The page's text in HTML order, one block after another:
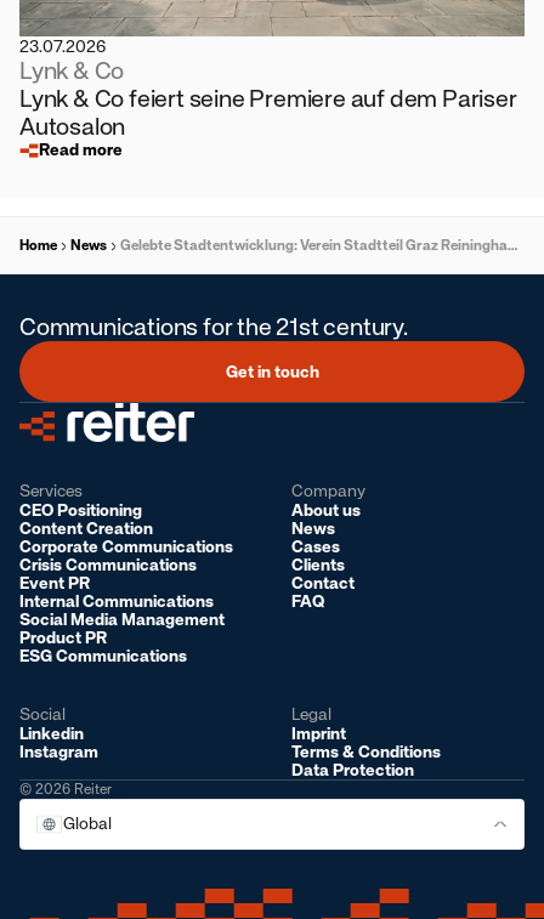
23.07.2026
Lynk & Co
Lynk & Co feiert seine Premiere auf dem Pariser
Autosalon
Read more
Home News Gelebte Stadtentwicklung: Verein Stadtteil Graz Reininghaus zieht positive Zwischenbilanz
Communications for the 21st century.
Get in touch
Services
CEO Positioning
Content Creation
Corporate Communications
Crisis Communications
Event PR
Internal Communications
Social Media Management
Product PR
ESG Communications
Company
About us
News
Cases
Clients
Contact
FAQ
Social
Linkedin
Instagram
Legal
Imprint
Terms & Conditions
Data Protection
© 2026 Reiter
Global